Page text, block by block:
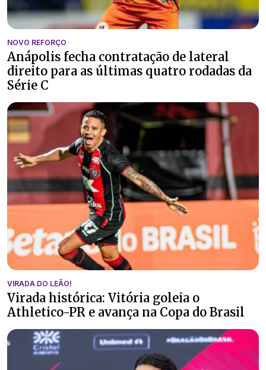
NOVO REFORÇO
Anápolis fecha contratação de lateral
direito para as últimas quatro rodadas da
Série C
VIRADA DO LEÃO!
Virada histórica: Vitória goleia o
Athletico-PR e avança na Copa do Brasil